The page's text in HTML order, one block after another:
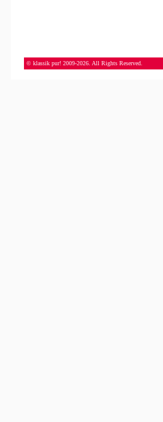
© klassik pur! 2009-2026. All Rights Reserved.